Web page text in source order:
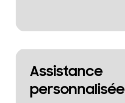
Assistance
personnalisée